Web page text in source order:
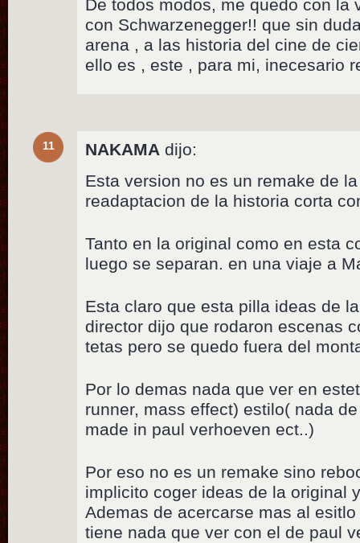
De todos modos, me quedo con la
con Schwarzenegger!! que sin
arena , a las historia del cine de
ello es , este , para mi, inecesario
11 NAKAMA dijo:
Esta version no es un remake de
readaptacion de la historia corta
Tanto en la original como en esta
luego se separan. en una viaje a
Esta claro que esta pilla ideas de
director dijo que rodaron escenas
tetas pero se quedo fuera del
Por lo demas nada que ver en
runner, mass effect) estilo( nada
made in paul verhoeven ect..)
Por eso no es un remake sino
implicito coger ideas de la original
Ademas de acercarse mas al
tiene nada que ver con el de paul